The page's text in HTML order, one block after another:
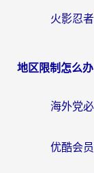
地区限制怎么办